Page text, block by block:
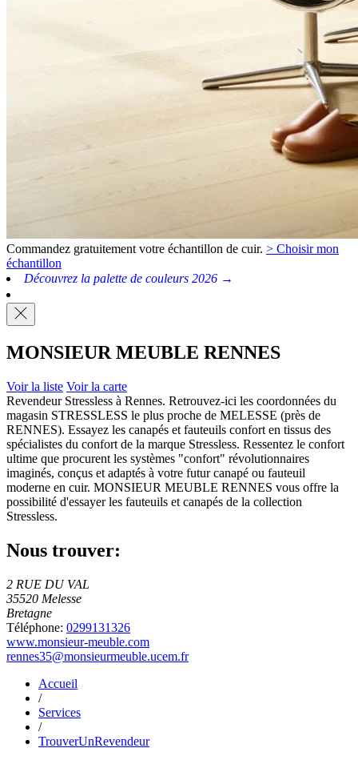
Commandez gratuitement votre échantillon de cuir. > Choisir mon
échantillon
Découvrez la palette de couleurs 2026 →
MONSIEUR MEUBLE RENNES
Voir la liste Voir la carte
Revendeur Stressless à Rennes. Retrouvez-ici les coordonnées du
magasin STRESSLESS le plus proche de MELESSE (près de
RENNES). Essayez les canapés et fauteuils confort en tissus des
spécialistes du confort de la marque Stressless. Ressentez le confort
ultime que procurent les systèmes "confort" révolutionnaires
imaginés, conçus et adaptés à votre futur canapé ou fauteuil
moderne en cuir. MONSIEUR MEUBLE RENNES vous offre la
possibilité d'essayer les fauteuils et canapés de la collection
Stressless.
Nous trouver:
2 RUE DU VAL
35520 Melesse
Bretagne
Téléphone: 0299131326
www.monsieur-meuble.com
rennes35@monsieurmeuble.ucem.fr
Accueil
/
Services
/
TrouverUnRevendeur